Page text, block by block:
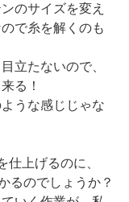
のサイズを変え
で糸を解くのも
立たないので、
る！
うな感じじゃな
仕上げるのに、
るのでしょうか？